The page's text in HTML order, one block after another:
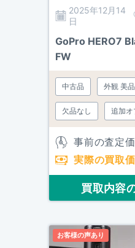
2025年12月14
日
GoPro HERO7
FW
中古品 外観 美品
欠品なし 追加オ
事前の査定価
実際の買取価
買取内容
お客様の声あり